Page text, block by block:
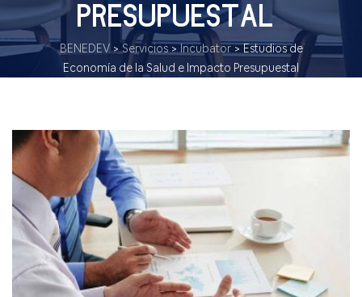
PRESUPUESTAL
BENEDEV>Servicios>Incubator>Estudios de
Economía de la Salud e Impacto Presupuestal